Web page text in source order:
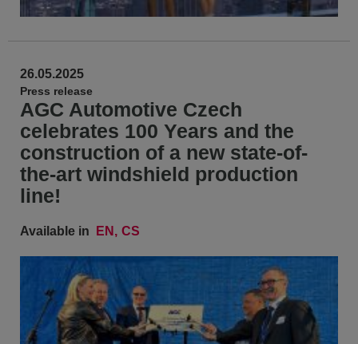
26.05.2025
Press release
AGC Automotive Czech
celebrates 100 Years and the
construction of a new state-of-
the-art windshield production
line!
Available in EN CS